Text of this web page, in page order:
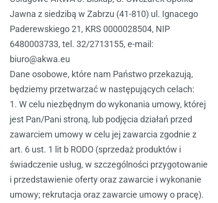
Jawna z siedzibą w Zabrzu (41-810) ul. Ignacego
Paderewskiego 21, KRS 0000028504, NIP
6480003733, tel. 32/2713155, e-mail:
biuro@akwa.eu
Dane osobowe, które nam Państwo przekazują,
będziemy przetwarzać w następujących celach:
1. W celu niezbędnym do wykonania umowy, której
jest Pan/Pani stroną, lub podjęcia działań przed
zawarciem umowy w celu jej zawarcia zgodnie z
art. 6 ust. 1 lit b RODO (sprzedaż produktów i
świadczenie usług, w szczególności przygotowanie
i przedstawienie oferty oraz zawarcie i wykonanie
umowy; rekrutacja oraz zawarcie umowy o pracę).